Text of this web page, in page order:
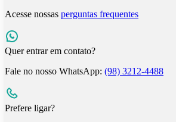
Acesse nossas perguntas frequentes
Quer entrar em contato?
Fale no nosso WhatsApp: (98) 3212-4488
Prefere ligar?